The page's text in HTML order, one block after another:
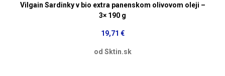
Vilgain Sardinky v bio extra panenskom olivovom oleji –
3× 190 g
19,71 €
od Sktin.sk